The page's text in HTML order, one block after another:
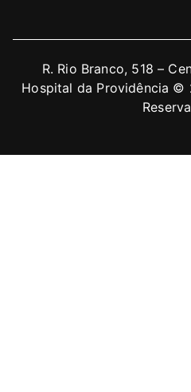
R. Rio Branco, 518 –
Hospital da Providência ©